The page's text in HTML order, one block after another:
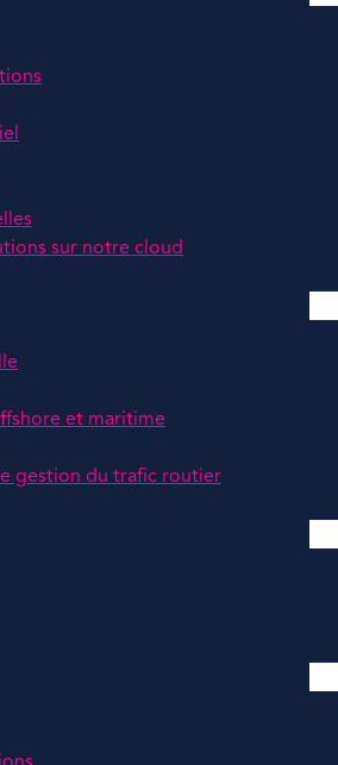
sur notre cloud
et maritime
gestion du trafic routier